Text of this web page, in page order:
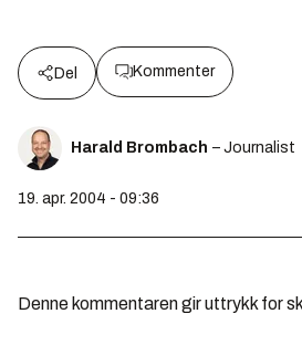
Del Kommenter
Harald Brombach – Journalist
19. apr. 2004 - 09:36
Denne kommentaren gir uttrykk for